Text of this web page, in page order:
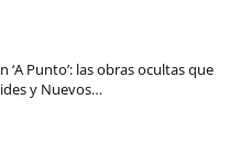
‘A Punto’: las obras ocultas que
y Nuevos…